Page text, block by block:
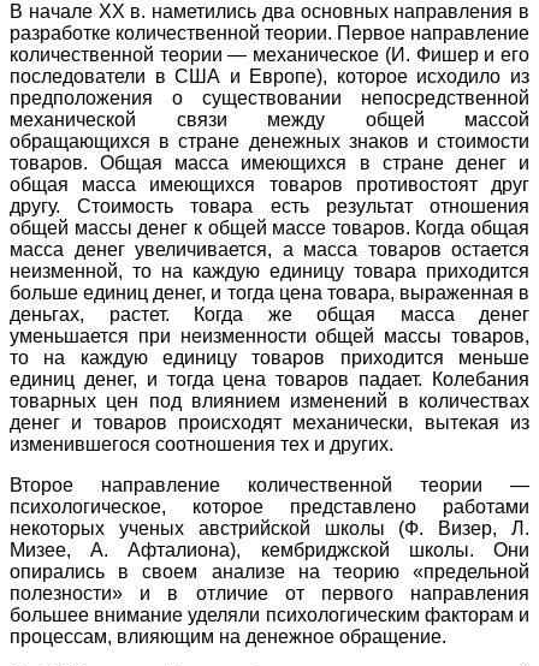
В начале XX в. наметились два основных направления в
разработке количественной теории. Первое направление
количественной теории — механическое (И. Фишер и его
последователи в США и Европе), которое исходило из
предположения о существовании непосредственной
механической связи между общей массой
обращающихся в стране денежных знаков и стоимости
товаров. Общая масса имеющихся в стране денег и
общая масса имеющихся товаров противостоят друг
другу. Стоимость товара есть результат отношения
общей массы денег к общей массе товаров. Когда общая
масса денег увеличивается, а масса товаров остается
неизменной, то на каждую единицу товара приходится
больше единиц денег, и тогда цена товара, выраженная в
деньгах, растет. Когда же общая масса денег
уменьшается при неизменности общей массы товаров,
то на каждую единицу товаров приходится меньше
единиц денег, и тогда цена товаров падает. Колебания
товарных цен под влиянием изменений в количествах
денег и товаров происходят механически, вытекая из
изменившегося соотношения тех и других.
Второе направление количественной теории —
психологическое, которое представлено работами
некоторых ученых австрийской школы (Ф. Визер, Л.
Мизее, А. Афталиона), кембриджской школы. Они
опирались в своем анализе на теорию «предельной
полезности» и в отличие от первого направления
большее внимание уделяли психологическим факторам и
процессам, влияющим на денежное обращение.